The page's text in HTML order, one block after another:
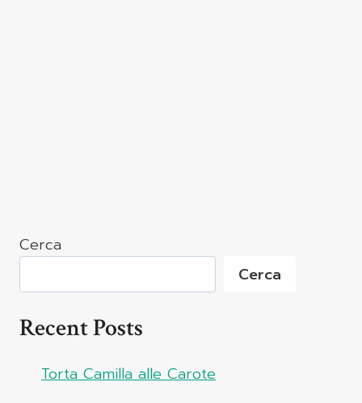
Cerca
Cerca
Recent Posts
Torta Camilla alle Carote